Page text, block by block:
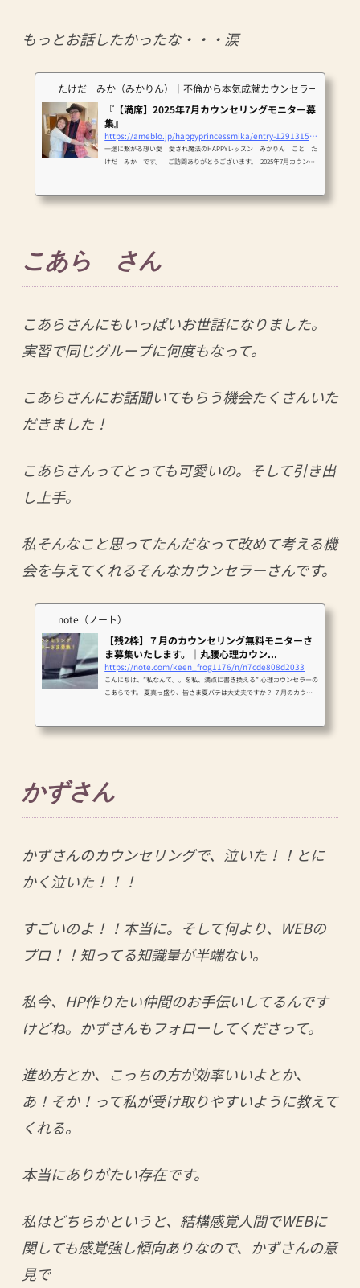
もっとお話したかったな・・・涙
たけだ みか（みかりん）｜不倫から本気成就カウンセラー
『【満席】2025年7月カウンセリングモニター募
集』
https://ameblo.jp/happyprincessmika/entry-12913154691.html
一途に繋がる想い愛 愛され魔法のHAPPYレッスン みかりん こと た
けだ みか です。 ご訪問ありがとうございます。 2025年7月カウンセ
こあら さん
こあらさんにもいっぱいお世話になりました。
実習で同じグループに何度もなって。
こあらさんにお話聞いてもらう機会たくさんいた
だきました！
こあらさんってとっても可愛いの。そして引き出
し上手。
私そんなこと思ってたんだなって改めて考える機
会を与えてくれるそんなカウンセラーさんです。
note（ノート）
【残2枠】７月のカウンセリング無料モニターさ
ま募集いたします。｜丸腰心理カウン...
https://note.com/keen_frog1176/n/n7cde808d2033
こんにちは、”私なんて。。を私、満点に書き換える” 心理カウンセラーの
こあらです。 夏真っ盛り、皆さま夏バテは大丈夫ですか？ ７月のカウン
だけると嬉しいです。 こあらのプロフィール こあらのブログ 丸腰心理カ
かずさん
かずさんのカウンセリングで、泣いた！！とに
かく泣いた！！！
すごいのよ！！本当に。そして何より、WEBの
プロ！！知ってる知識量が半端ない。
私今、HP作りたい仲間のお手伝いしてるんです
けどね。かずさんもフォローしてくださって。
進め方とか、こっちの方が効率いいよとか、
あ！そか！って私が受け取りやすいように教えて
くれる。
本当にありがたい存在です。
私はどちらかというと、結構感覚人間でWEBに
関しても感覚強し傾向ありなので、かずさんの意
見で